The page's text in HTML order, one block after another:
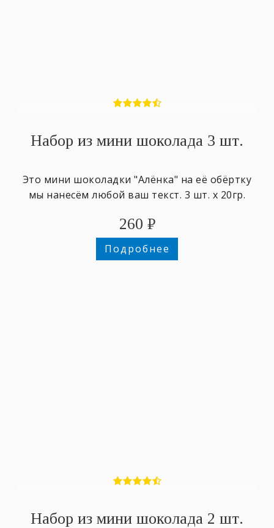
Набор из мини шоколада 3 шт.
Это мини шоколадки "Алёнка" на её обёртку
мы нанесём любой ваш текст. 3 шт. х 20гр.
260 ₽
Подробнее
Набор из мини шоколада 2 шт.